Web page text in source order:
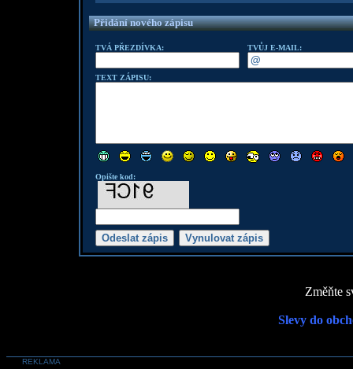
Přidání nového zápisu
TVÁ PŘEZDÍVKA: TVŮJ E-MAIL:
TEXT ZÁPISU:
Opište kod:
Změňte
Slevy do
REKLAMA